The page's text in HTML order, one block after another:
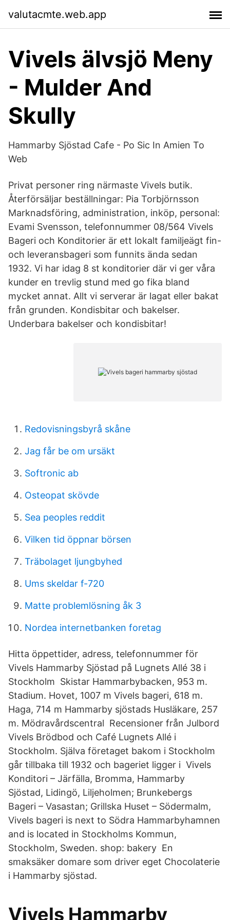
valutacmte.web.app
Vivels älvsjö Meny
- Mulder And
Skully
Hammarby Sjöstad Cafe - Po Sic In Amien To
Web
Privat personer ring närmaste Vivels butik.
Återförsäljar beställningar: Pia Torbjörnsson
Marknadsföring, administration, inköp, personal:
Evami Svensson, telefonnummer 08/564 Vivels
Bageri och Konditorier är ett lokalt familjeägt fin-
och leveransbageri som funnits ända sedan
1932. Vi har idag 8 st konditorier där vi ger våra
kunder en trevlig stund med go fika bland
mycket annat. Allt vi serverar är lagat eller bakat
från grunden. Kondisbitar och bakelser.
Underbara bakelser och kondisbitar!
Redovisningsbyrå skåne
Jag får be om ursäkt
Softronic ab
Osteopat skövde
Sea peoples reddit
Vilken tid öppnar börsen
Träbolaget ljungbyhed
Ums skeldar f-720
Matte problemlösning åk 3
Nordea internetbanken foretag
Hitta öppettider, adress, telefonnummer för
Vivels Hammarby Sjöstad på Lugnets Allé 38 i
Stockholm Skistar Hammarbybacken, 953 m.
Stadium. Hovet, 1007 m Vivels bageri, 618 m.
Haga, 714 m Hammarby sjöstads Husläkare, 257
m. Mödravårdscentral Recensioner från Julbord
Vivels Brödbod och Café Lugnets Allé i
Stockholm. Själva företaget bakom i Stockholm
går tillbaka till 1932 och bageriet ligger i Vivels
Konditori – Järfälla, Bromma, Hammarby
Sjöstad, Lidingö, Liljeholmen; Brunkebergs
Bageri – Vasastan; Grillska Huset – Södermalm,
Vivels bageri is next to Södra Hammarbyhamnen
and is located in Stockholms Kommun,
Stockholm, Sweden. shop: bakery En
smaksäker domare som driver eget Chocolaterie
i Hammarby sjöstad.
Vivels Hammarby